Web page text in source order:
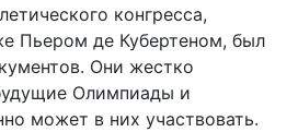
конгресса,
Пьером де Кубертеном, был
Они жестко
Олимпиады и
может в них участвовать.